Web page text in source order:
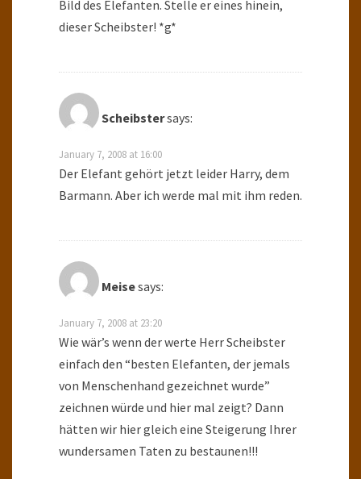
Bild des Elefanten. Stelle er eines hinein,
dieser Scheibster! *g*
Scheibstersays:
January 7, 2008 at 16:00
Der Elefant gehört jetzt leider Harry, dem
Barmann. Aber ich werde mal mit ihm reden.
Meisesays:
January 7, 2008 at 23:20
Wie wär’s wenn der werte Herr Scheibster
einfach den “besten Elefanten, der jemals
von Menschenhand gezeichnet wurde”
zeichnen würde und hier mal zeigt? Dann
hätten wir hier gleich eine Steigerung Ihrer
wundersamen Taten zu bestaunen!!!